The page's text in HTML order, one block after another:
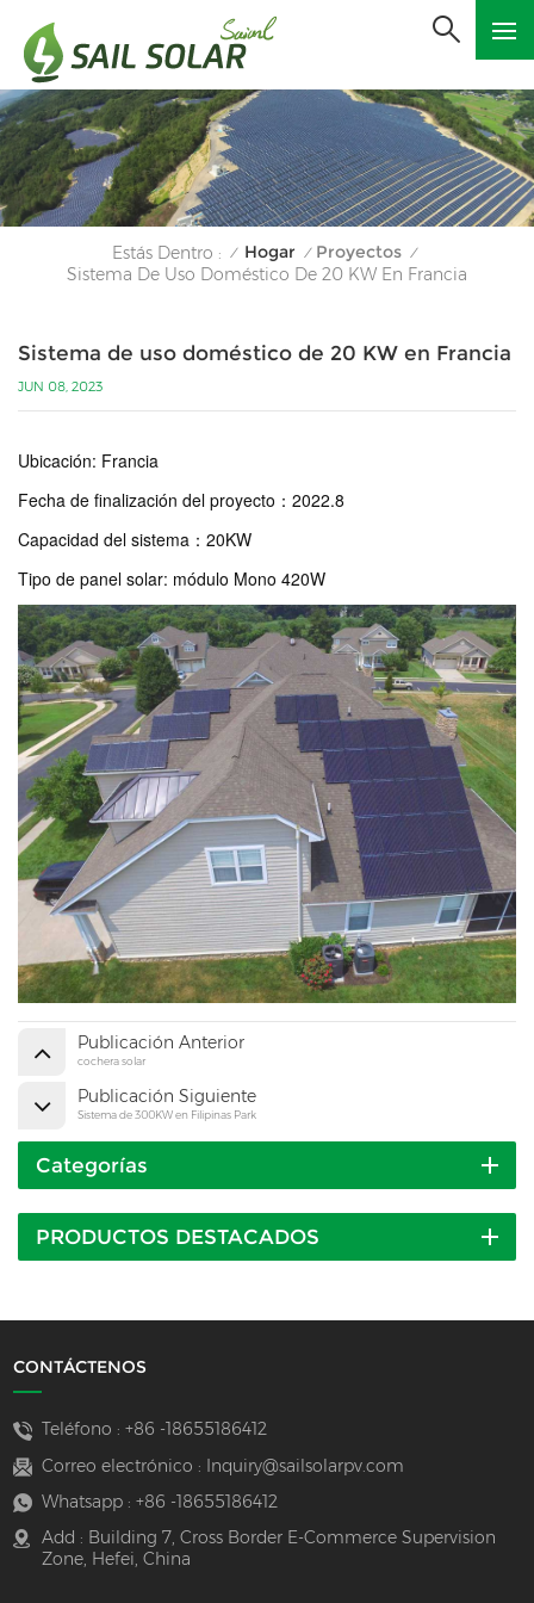
Estás Dentro : / Hogar / Proyectos /
Sistema De Uso Doméstico De 20 KW En Francia
Sistema de uso doméstico de 20 KW en Francia
JUN 08, 2023
Ubicación: Francia
Fecha de finalización del proyecto ： 2022.8
Capacidad del sistema ： 20KW
Tipo de panel solar: módulo Mono 420W
Publicación Anterior
cochera solar
Publicación Siguiente
Sistema de 300KW en Filipinas Park
Categorías
PRODUCTOS DESTACADOS
CONTÁCTENOS
Teléfono : +86 -18655186412
Correo electrónico :
Inquiry@sailsolarpv.com
Whatsapp : +86 -18655186412
Add : Building 7, Cross Border E-Commerce Supervision
Zone, Hefei, China